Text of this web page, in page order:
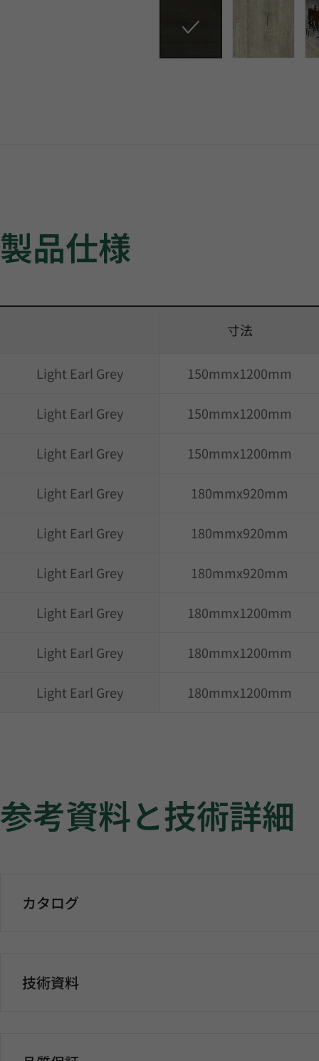
製品仕様
寸法
Light Earl Grey 150mmx1200mm
Light Earl Grey 150mmx1200mm
Light Earl Grey 150mmx1200mm
Light Earl Grey 180mmx920mm
Light Earl Grey 180mmx920mm
Light Earl Grey 180mmx920mm
Light Earl Grey 180mmx1200mm
Light Earl Grey 180mmx1200mm
Light Earl Grey 180mmx1200mm
参考資料と技術詳細
カタログ
技術資料